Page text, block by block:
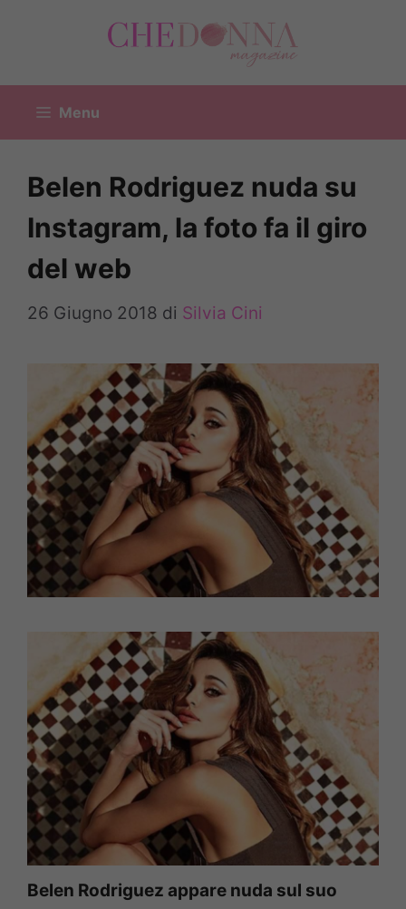
Menu
Belen Rodriguez nuda su
Instagram, la foto fa il giro
del web
26 Giugno 2018 di Silvia Cini
Belen Rodriguez appare nuda sul suo